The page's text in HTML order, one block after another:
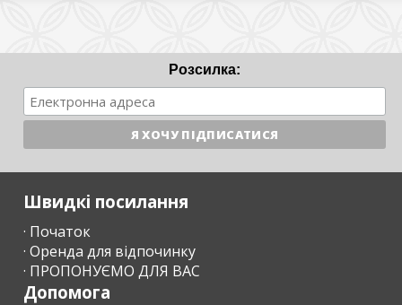
Розсилка:
Швидкі посилання
· Початок
· Оренда для відпочинку
· ПРОПОНУЄМО ДЛЯ ВАС
Допомога